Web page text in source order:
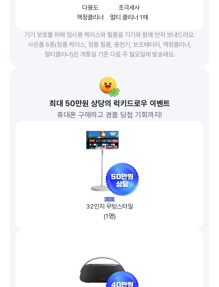
다용도
액정클리너
초극세사
멀티 클리너 1매
기기 보호를 위해 임시용 케이스와 필름을 기기와 함께 먼저 보내드려요.
사은품 6종(정품 케이스, 정품 필름, 충전기, 보조배터리, 액정클리너,
멀티클리너)은 개통일 기준 다음 주 월요일에 발송돼요.
최대 50만원 상당의 럭키드로우 이벤트
휴대폰 구매하고 경품 당첨 기회까지!
32인치 무빙스타일
(1명)